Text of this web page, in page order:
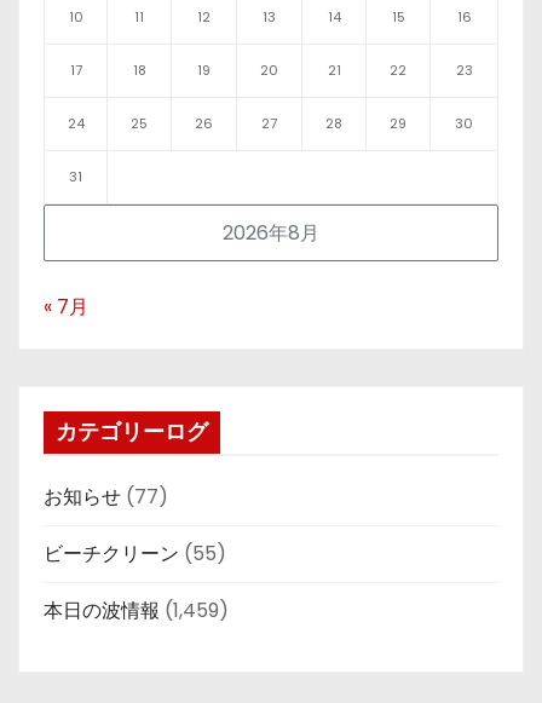
2026年8月
10 11 12 13 14 15 16
17 18 19 20 21 22 23
24 25 26 27 28 29 30
31
« 7月
カテゴリーログ
お知らせ (77)
ビーチクリーン (55)
本日の波情報 (1,459)